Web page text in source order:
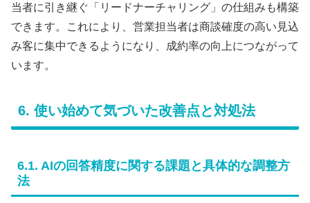
当者に引き継ぐ「リードナーチャリング」の仕組みも構築
できます。これにより、営業担当者は商談確度の高い見込
み客に集中できるようになり、成約率の向上につながって
います。
6. 使い始めて気づいた改善点と対処法
6.1. AIの回答精度に関する課題と具体的な調整方
法